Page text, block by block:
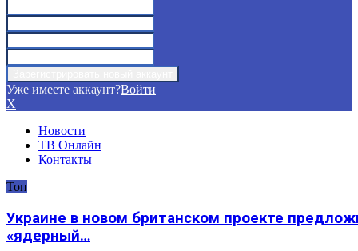
Уже имеете аккаунт?Войти
X
Новости
ТВ Онлайн
Контакты
Топ
Украине в новом британском проекте
«ядерный…